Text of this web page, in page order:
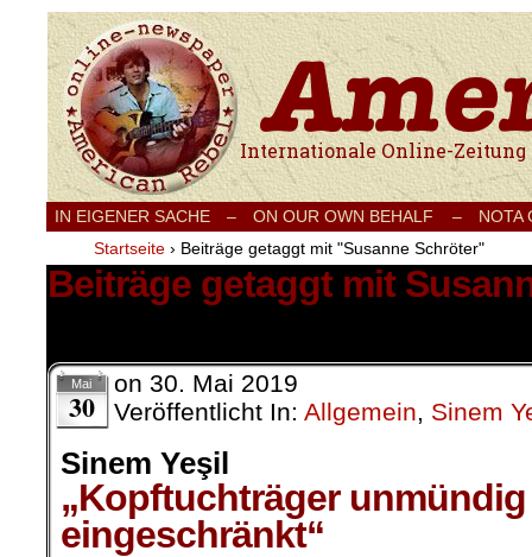
Internationale Onlinezeitung für Frieden,
IN EIGENER SACHE – ON OUR OWN BEHALF –
NOTA
Startseite › Beiträge getaggt mit "Susanne Schröter"
Beiträge getaggt mit
Mai
30
on 30. Mai 2019
Veröffentlicht In: Allgemein, Sinem
Sinem Yeşil
„Kopftuchträger
eingeschränkt“